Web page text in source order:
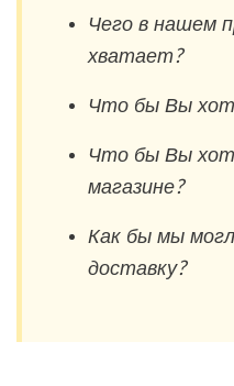
Чего в нашем
хватает?
Что бы Вы
Что бы Вы
магазине?
Как бы мы
доставку?